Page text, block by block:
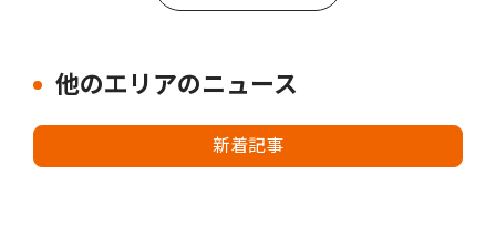
他のエリアのニュース
新着記事